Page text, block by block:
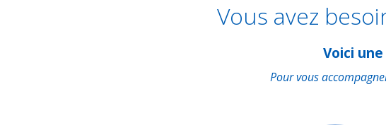
Vous avez
Voici
Pour vous